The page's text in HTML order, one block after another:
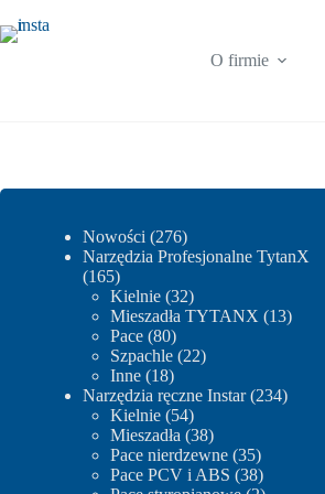
do
treści
O firmie
Nowości 276276
produktów
Narzędzia Profesjonalne TytanX
165165
produktów
Kielnie 3232
produkty
Mieszadła TYTANX 1313
Pace 8080
produktów
Szpachle 2222
Inne 1818
produktów
Narzędzia ręczne Instar 234234
Kielnie 5454
produkty
Mieszadła 3838
produktów
Pace nierdzewne 3535
produktów
Pace PCV i ABS 3838